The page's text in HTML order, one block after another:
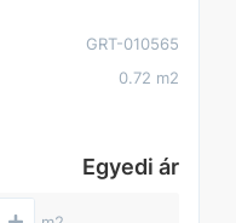
GRT-010565
0.72 m2
Egyedi ár